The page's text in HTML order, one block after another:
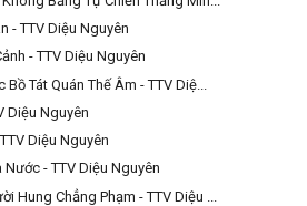
- TTV Diệu Nguyên
- TTV Diệu Nguyên
Tát Quán Thế Âm - TTV Diệ...
Diệu Nguyên
Diệu Nguyên
Nước - TTV Diệu Nguyên
Hung Chẳng Phạm - TTV Diệu ...